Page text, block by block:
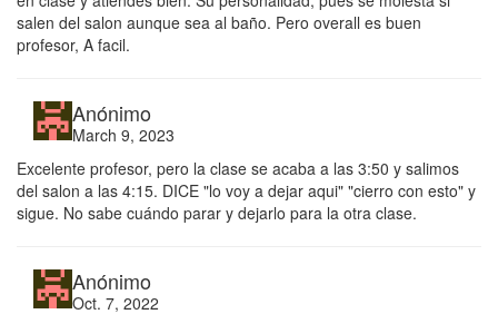
salen del salon aunque sea al baño. Pero overall es buen
profesor, A facil.
Anónimo
March 9, 2023
Excelente profesor, pero la clase se acaba a las 3:50 y salimos
del salon a las 4:15. DICE "lo voy a dejar aqui" "cierro con esto" y
sigue. No sabe cuándo parar y dejarlo para la otra clase.
Anónimo
Oct. 7, 2022